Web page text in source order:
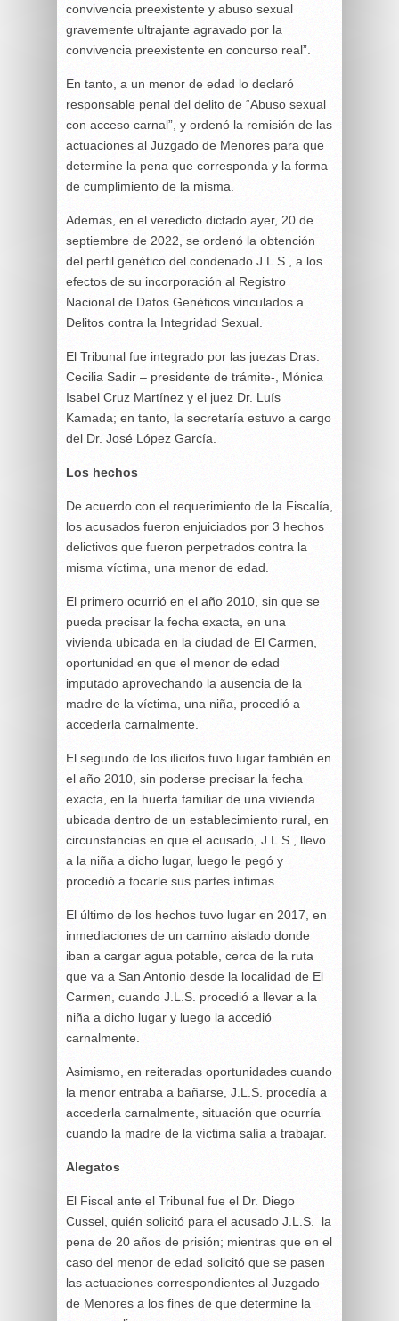
convivencia preexistente y abuso sexual
gravemente ultrajante agravado por la
convivencia preexistente en concurso real”.
En tanto, a un menor de edad lo declaró
responsable penal del delito de “Abuso sexual
con acceso carnal”, y ordenó la remisión de las
actuaciones al Juzgado de Menores para que
determine la pena que corresponda y la forma
de cumplimiento de la misma.
Además, en el veredicto dictado ayer, 20 de
septiembre de 2022, se ordenó la obtención
del perfil genético del condenado J.L.S., a los
efectos de su incorporación al Registro
Nacional de Datos Genéticos vinculados a
Delitos contra la Integridad Sexual.
El Tribunal fue integrado por las juezas Dras.
Cecilia Sadir – presidente de trámite-, Mónica
Isabel Cruz Martínez y el juez Dr. Luís
Kamada; en tanto, la secretaría estuvo a cargo
del Dr. José López García.
Los hechos
De acuerdo con el requerimiento de la Fiscalía,
los acusados fueron enjuiciados por 3 hechos
delictivos que fueron perpetrados contra la
misma víctima, una menor de edad.
El primero ocurrió en el año 2010, sin que se
pueda precisar la fecha exacta, en una
vivienda ubicada en la ciudad de El Carmen,
oportunidad en que el menor de edad
imputado aprovechando la ausencia de la
madre de la víctima, una niña, procedió a
accederla carnalmente.
El segundo de los ilícitos tuvo lugar también en
el año 2010, sin poderse precisar la fecha
exacta, en la huerta familiar de una vivienda
ubicada dentro de un establecimiento rural, en
circunstancias en que el acusado, J.L.S., llevo
a la niña a dicho lugar, luego le pegó y
procedió a tocarle sus partes íntimas.
El último de los hechos tuvo lugar en 2017, en
inmediaciones de un camino aislado donde
iban a cargar agua potable, cerca de la ruta
que va a San Antonio desde la localidad de El
Carmen, cuando J.L.S. procedió a llevar a la
niña a dicho lugar y luego la accedió
carnalmente.
Asimismo, en reiteradas oportunidades cuando
la menor entraba a bañarse, J.L.S. procedía a
accederla carnalmente, situación que ocurría
cuando la madre de la víctima salía a trabajar.
Alegatos
El Fiscal ante el Tribunal fue el Dr. Diego
Cussel, quién solicitó para el acusado J.L.S. la
pena de 20 años de prisión; mientras que en el
caso del menor de edad solicitó que se pasen
las actuaciones correspondientes al Juzgado
de Menores a los fines de que determine la